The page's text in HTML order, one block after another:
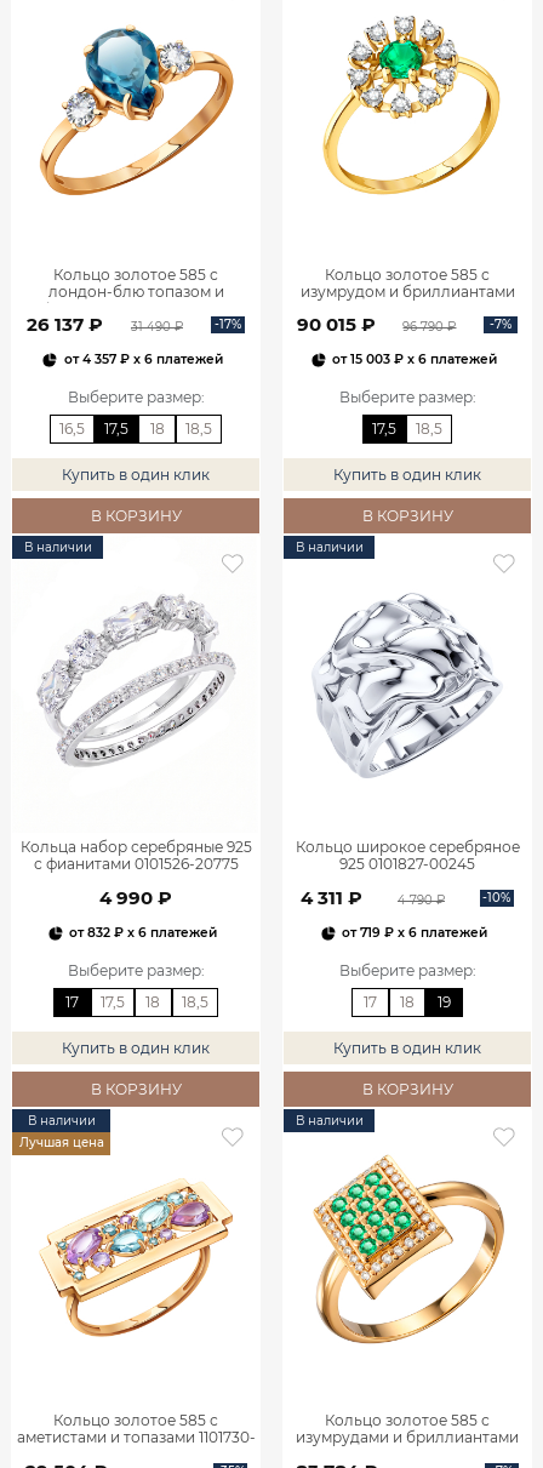
Кольцо золотое 585 с
лондон‑блю топазом и
фианитами 1101174-00740
26 137 ₽ 31 490 ₽ -17%
от4 357 ₽x 6 платежей
Выберите размер:
16,5
17,5 18 18,5
Купить в один клик
В КОРЗИНУ
Кольцо золотое 585 с
изумрудом и бриллиантами
90 015 ₽ 96 790 ₽ -7%
от15 003 ₽ x 6 платежей
Выберите размер:
17,5
18,5
Купить в один клик
В КОРЗИНУ
В наличии
Кольца набор серебряные 925
с фианитами 0101526-20775
4 990 ₽
от832 ₽ x 6 платежей
Выберите размер:
17
17,5 18 18,5
Купить в один клик
В КОРЗИНУ
В наличии
Кольцо широкое серебряное
925 0101827-00245
4 311 ₽ 4 790 ₽ -10%
от719 ₽ x 6 платежей
Выберите размер:
17
18 19
Купить в один клик
В КОРЗИНУ
В наличии
Лучшая цена
Кольцо золотое 585 с
аметистами и топазами 1101730-
В наличии
Кольцо золотое 585 с
изумрудами и бриллиантами